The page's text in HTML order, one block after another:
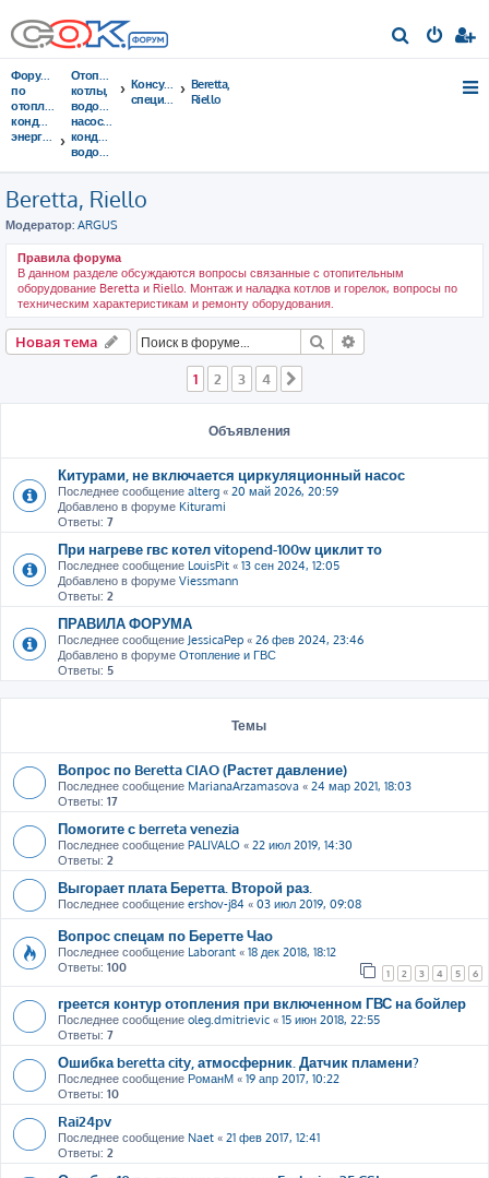
о
Форумы
по
отоплению,
кондиционированию,
энергосбережению
Отопительные
котлы,
водонагреватели,
насосы,
кондиционеры,
водоочистка...
Консультации
специалистов
Beretta,
Riello
Beretta, Riello
Модератор: ARGUS
Правила форума
В данном разделе обсуждаются вопросы связанные с отопительным
оборудование Beretta и Riello. Монтаж и наладка котлов и горелок, вопросы по
техническим характеристикам и ремонту оборудования.
Новая тема Поиск
1 2 3 4
Объявления
Китурами, не включается циркуляционный насос
Последнее сообщение alterg « 20 май 2026, 20:59
Добавлено в форуме Kiturami
Ответы: 7
При нагреве гвс котел vitopend-100w циклит то
Последнее сообщение LouisPit « 13 сен 2024, 12:05
Добавлено в форуме Viessmann
Ответы: 2
ПРАВИЛА ФОРУМА
Последнее сообщение JessicaPep « 26 фев 2024, 23:46
Добавлено в форуме Отопление и ГВС
Ответы: 5
Темы
Вопрос по Beretta CIAO (Растет давление)
Последнее сообщение MarianaArzamasova « 24 мар 2021, 18:03
Ответы: 17
Помогите с berreta venezia
Последнее сообщение PALIVALO « 22 июл 2019, 14:30
Ответы: 2
Выгорает плата Беретта. Второй раз.
Последнее сообщение ershov-j84 « 03 июл 2019, 09:08
Вопрос спецам по Беретте Чао
Последнее сообщение Laborant « 18 дек 2018, 18:12
Ответы: 100 1 2 3 4 5 6
греется контур отопления при включенном ГВС на бойлер
Последнее сообщение oleg.dmitrievic « 15 июн 2018, 22:55
Ответы: 7
Ошибка beretta city, атмосферник. Датчик пламени?
Последнее сообщение РоманМ « 19 апр 2017, 10:22
Ответы: 10
Rai24pv
Последнее сообщение Naet « 21 фев 2017, 12:41
Ответы: 2